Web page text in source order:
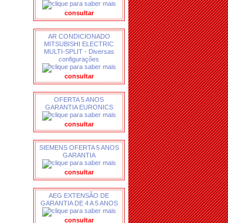
consultar
AR CONDICIONADO
MITSUBISHI ELECTRIC
MULTI-SPLIT - Diversas
configurações
consultar
OFERTA 5 ANOS
GARANTIA EURONICS
consultar
SIEMENS OFERTA 5 ANOS
GARANTIA
consultar
AEG EXTENSÃO DE
GARANTIA DE 4 A 5 ANOS
consultar